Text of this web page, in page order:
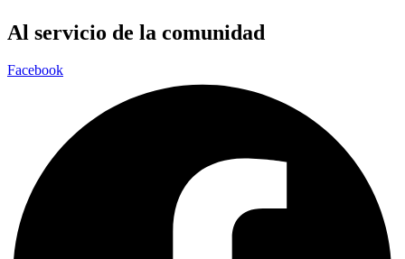
Al servicio de la comunidad
Facebook